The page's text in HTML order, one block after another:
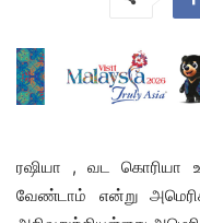
ரஷியா , வட கொரியா
வேண்டாம் என்று